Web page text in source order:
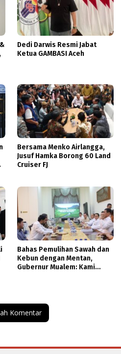
Dedi Darwis Resmi Jabat
Ketua GAMBASI Aceh
Bersama Menko Airlangga,
Jusuf Hamka Borong 60 Land
Cruiser FJ
Bahas Pemulihan Sawah dan
Kebun dengan Mentan,
Gubernur Mualem: Kami
Komentar